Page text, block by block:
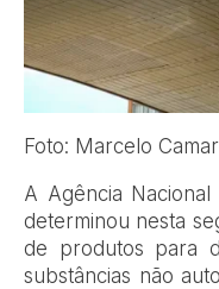
Foto: Marcelo
A Agência Nacional
determinou nesta
de produtos para
substâncias não